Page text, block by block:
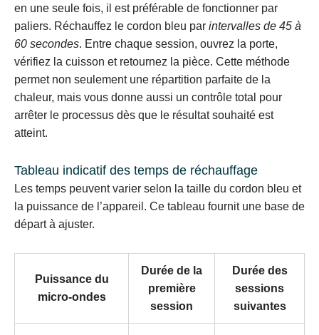
en une seule fois, il est préférable de fonctionner par
paliers. Réchauffez le cordon bleu par intervalles de 45 à
60 secondes. Entre chaque session, ouvrez la porte,
vérifiez la cuisson et retournez la pièce. Cette méthode
permet non seulement une répartition parfaite de la
chaleur, mais vous donne aussi un contrôle total pour
arrêter le processus dès que le résultat souhaité est
atteint.
Tableau indicatif des temps de réchauffage
Les temps peuvent varier selon la taille du cordon bleu et
la puissance de l’appareil. Ce tableau fournit une base de
départ à ajuster.
Puissance du
micro-ondes
Durée de la
première
session
Durée des
sessions
suivantes